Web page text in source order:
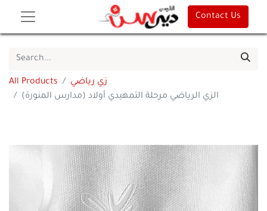
Contact Us
All Products
زي رياضي
الزي الرياضي مرحلة التمهيدي أولاد (مدارس المنورة)